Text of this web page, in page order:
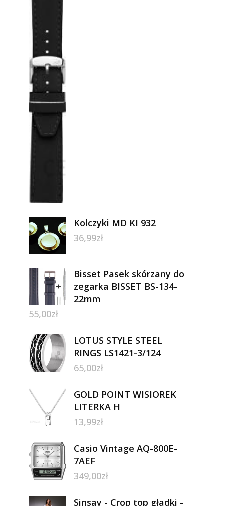
Kolczyki MD KI 932
36,99zł
Bisset Pasek skórzany do
zegarka BISSET BS-134-
22mm
55,00zł
LOTUS STYLE STEEL
RINGS LS1421-3/124
65,00zł
GOLD POINT WISIOREK
LITERKA H
13,99zł
Casio Vintage AQ-800E-
7AEF
349,00zł
Sinsay - Crop top gładki -